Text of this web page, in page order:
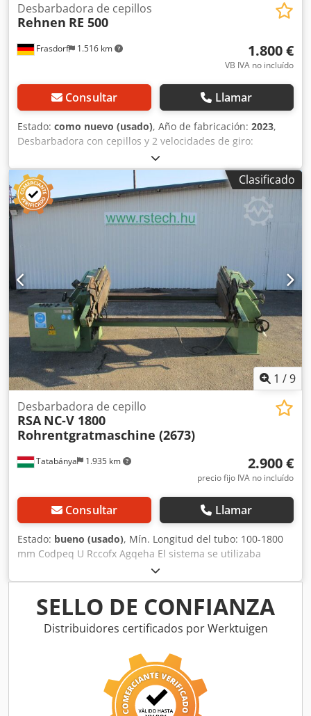
Frasdorf 1.516 km
Desbarbadora de cepillos
Rehnen RE 500
1.800 €
VB IVA no incluído
Consultar Llamar
Estado: como nuevo (usado), Año de fabricación: 2023,
Desbarbadora con cepillos y 2 velocidades de giro:
1500/3000 rpm. Codpfx Agezmp U Usqeha Manual de
instrucciones.
Clasificado
1 /9
Tatabánya 1.935 km
Desbarbadora de cepillo
RSA NC-V 1800
Rohrentgratmaschine (2673)
2.900 €
precio fijo IVA no incluído
Consultar Llamar
Estado: bueno (usado), Mín. Longitud del tubo: 100-1800
mm Codpeq U Rccofx Agqeha El sistema se utilizaba
anteriormente para desbarbar tubos cortados.
SELLO DE CONFIANZA
Distribuidores certificados por Werktuigen